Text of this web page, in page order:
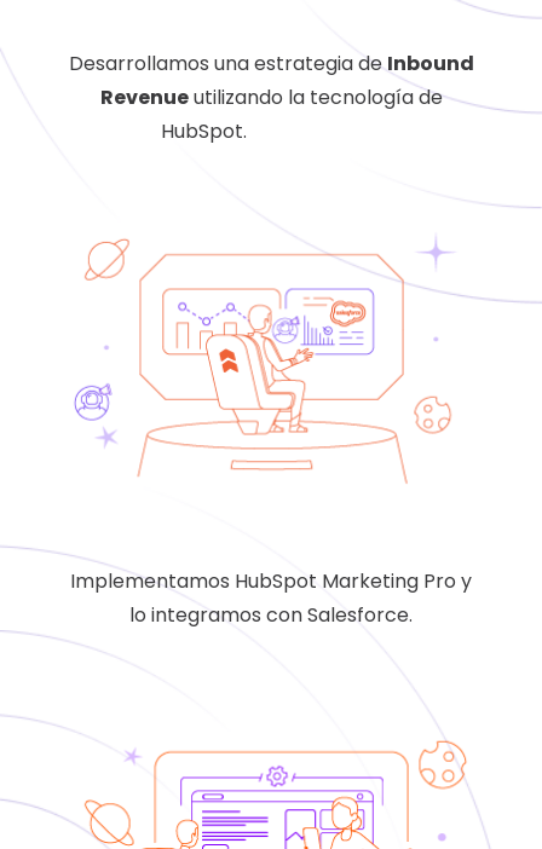
Desarrollamos una estrategia deInbound
Revenueutilizando la tecnología de
HubSpot.
Implementamos HubSpot Marketing Pro y
lo integramos con Salesforce.